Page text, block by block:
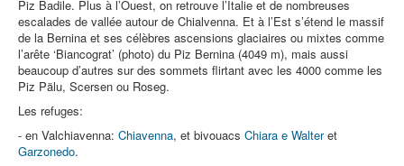
Piz Badile. Plus à l’Ouest, on retrouve l’Italie et de nombreuses
escalades de vallée autour de Chialvenna. Et à l’Est s’étend le massif
de la Bernina et ses célèbres ascensions glaciaires ou mixtes comme
l’arête ‘Biancograt’ (photo) du Piz Bernina (4049 m), mais aussi
beaucoup d’autres sur des sommets flirtant avec les 4000 comme les
Piz Pälu, Scersen ou Roseg.
Les refuges:
- en Valchiavenna: Chiavenna, et bivouacs Chiara e Walteret
Garzonedo.